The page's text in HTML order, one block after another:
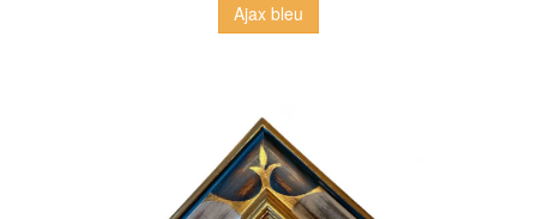
Ajax bleu